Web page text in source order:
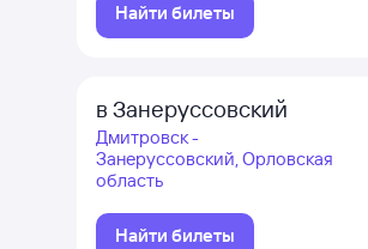
Найти билеты
в Занеруссовский
Дмитровск -
Занеруссовский, Орловская
область
Найти билеты